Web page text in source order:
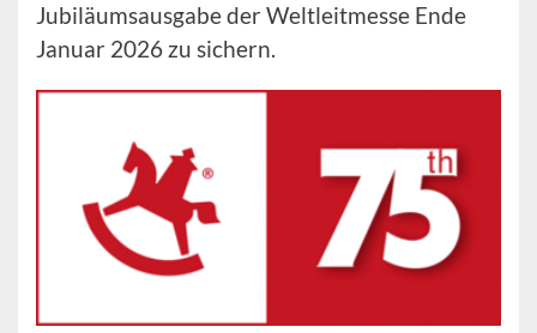
Jubiläumsausgabe der Weltleitmesse Ende
Januar 2026 zu sichern.